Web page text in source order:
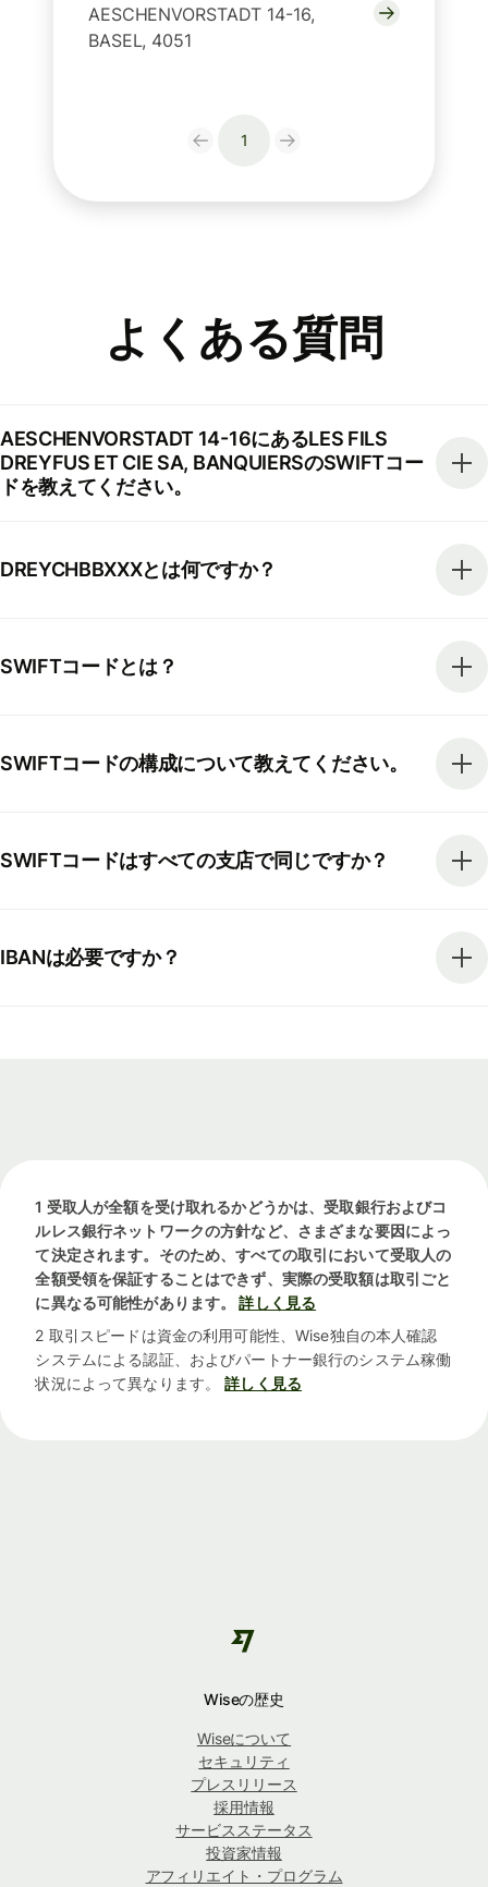
AESCHENVORSTADT 14-16,
BASEL, 4051
1
よくある質問
AESCHENVORSTADT 14-16にあるLES FILS
DREYFUS ET CIE SA, BANQUIERSのSWIFTコー
ドを教えてください。
DREYCHBBXXXとは何ですか？
SWIFTコードとは？
SWIFTコードの構成について教えてください。
SWIFTコードはすべての支店で同じですか？
IBANは必要ですか？
1 受取人が全額を受け取れるかどうかは、受取銀行およびコ
ルレス銀行ネットワークの方針など、さまざまな要因によっ
て決定されます。そのため、すべての取引において受取人の
全額受領を保証することはできず、実際の受取額は取引ごと
に異なる可能性があります。
詳しく見る
2 取引スピードは資金の利用可能性、Wise独自の本人確認
システムによる認証、およびパートナー銀行のシステム稼働
状況によって異なります。
詳しく見る
Wiseの歴史
Wiseについて
セキュリティ
プレスリリース
採用情報
サービスステータス
投資家情報
アフィリエイト・プログラム